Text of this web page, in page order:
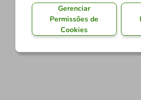
Gerenciar
Permissões de
Cookies